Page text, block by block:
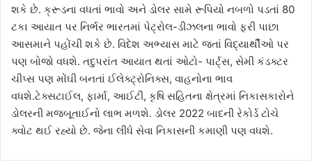
શકે છે. ક્રૂડના વધતાં ભાવો અને ડોલર સામે રૂપિયો નબળો પડતાં 80
ટકા આયાત પર નિર્ભર ભારતમાં પેટ્રોલ-ડીઝલના ભાવો ફરી પાછા
આસમાને પહોંચી શકે છે. વિદેશ અભ્યાસ માટે જતાં વિદ્યાર્થીઓ પર
પણ બોજો વધશે. તદુપરાંત આયાત થતાં ઓટો- પાર્ટ્સ, સેમી કંડક્ટર
ચીપ્સ પણ મોંઘી બનતાં ઈલેક્ટ્રોનિક્સ, વાહનોના ભાવ
વધશે.ટેક્સટાઈલ, ફાર્મા, આઈટી, કૃષિ સહિતના ક્ષેત્રમાં નિકાસકારોને
ડોલરની મજબૂતાઈનો લાભ મળશે. ડોલર 2022 બાદની રેકોર્ડ ટોચે
ક્વોટ થઈ રહ્યો છે. જેના લીધે સેવા નિકાસની કમાણી પણ વધશે.